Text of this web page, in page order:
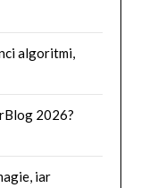
algoritmi,
2026?
iar